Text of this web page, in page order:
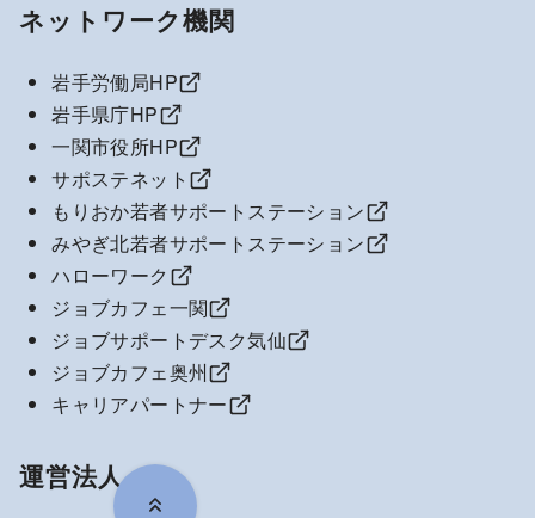
ネットワーク機関
岩手労働局HP
岩手県庁HP
一関市役所HP
サポステネット
もりおか若者サポートステーション
みやぎ北若者サポートステーション
ハローワーク
ジョブカフェ一関
ジョブサポートデスク気仙
ジョブカフェ奥州
キャリアパートナー
運営法人